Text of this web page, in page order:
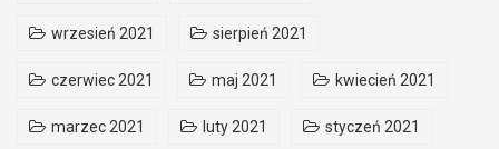
wrzesień 2021 sierpień 2021
czerwiec 2021 maj 2021 kwiecień 2021
marzec 2021 luty 2021 styczeń 2021